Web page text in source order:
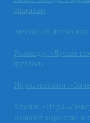
защиты»
Месси: «Я легко
Роналду: «Лучше
футбол»
Ибрагимович:
Клопп: «Игра
Бывают хорошие и